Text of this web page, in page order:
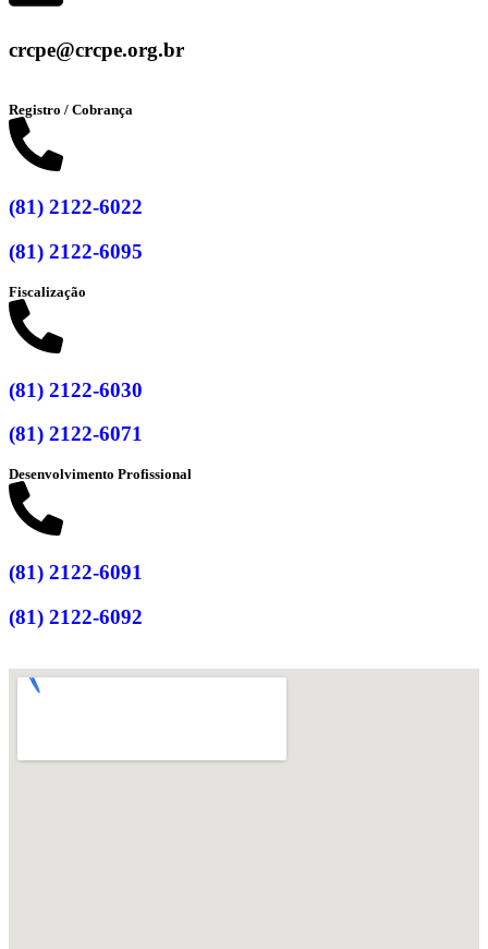
crcpe@crcpe.org.br
Registro / Cobrança
(81) 2122-6022
(81) 2122-6095
Fiscalização
(81) 2122-6030
(81) 2122-6071
Desenvolvimento Profissional
(81) 2122-6091
(81) 2122-6092